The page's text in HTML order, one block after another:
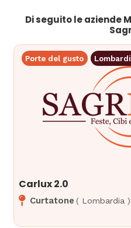
Di seguito le aziende
Porte del gusto
Carlux 2.0
Curtatone ( Lombardia )